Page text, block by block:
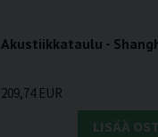
Akustiikkataulu -
209,74 EUR
LISÄÄ